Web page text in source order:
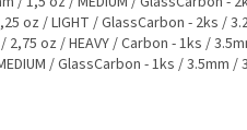
oz / LIGHT / GlassCarbon - 2ks /
2,75 oz / HEAVY / Carbon - 1ks /
/ GlassCarbon - 1ks / 3.5mm /